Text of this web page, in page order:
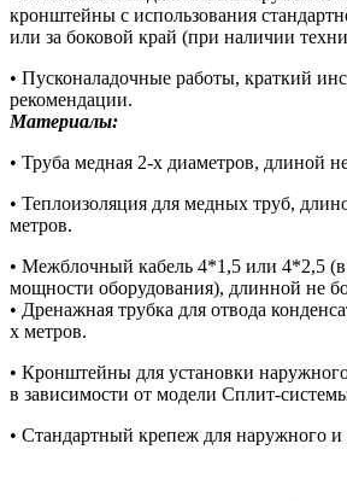
кронштейны с использования
или за боковой край (при наличии
• Пусконаладочные работы, краткий
рекомендации.
Материалы:
• Труба медная 2-х диаметров, длиной
• Теплоизоляция для медных труб,
метров.
• Межблочный кабель 4*1,5 или 4*2,5 (в
мощности оборудования), длинной не
• Дренажная трубка для отвода
х метров.
• Кронштейны для установки
в зависимости от модели Сплит-
• Стандартный крепеж для наружного и